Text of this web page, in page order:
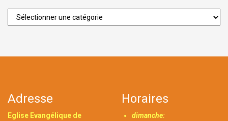
Catégories
Adresse
Eglise Evangélique de
Horaires
dimanche: